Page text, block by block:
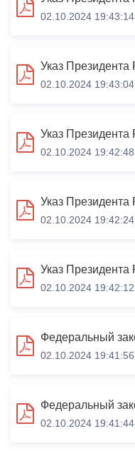
02.10.2024 19:43:14
02.10.2024 19:43:04
02.10.2024 19:42:48
02.10.2024 19:42:24
02.10.2024 19:42:12
02.10.2024 19:41:56
02.10.2024 19:41:44